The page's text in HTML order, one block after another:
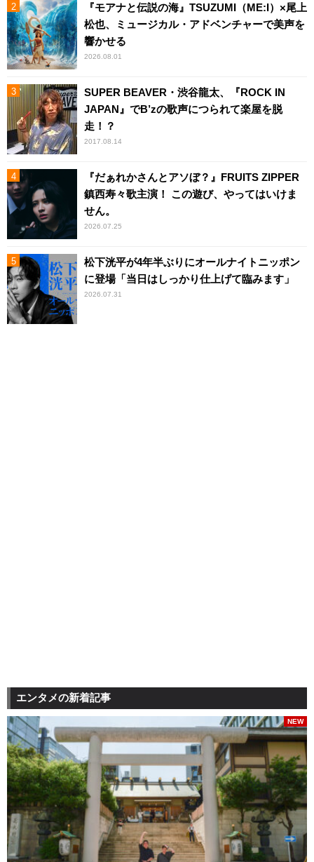
『モアナと伝説の海』TSUZUMI（ME:I）×尾上
松也、ミュージカル・アドベンチャーで美声を
響かせる
2026.08.01
SUPER BEAVER・渋谷龍太、『ROCK IN
JAPAN』でB’zの歌声につられて楽屋を脱
走！？
2017.08.14
『だぁれかさんとアソぼ？』FRUITS ZIPPER
鎮西寿々歌主演！ この遊び、やってはいけま
せん。
2026.07.25
松下洸平が4年半ぶりにオールナイトニッポン
に登場「当日はしっかり仕上げて臨みます」
2026.07.31
エンタメの新着記事
NEW